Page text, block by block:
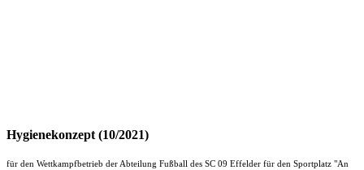
Hygienekonzept (10/2021)
für den Wettkampfbetrieb der Abteilung Fußball des SC 09 Effelder für den Sportplatz "An